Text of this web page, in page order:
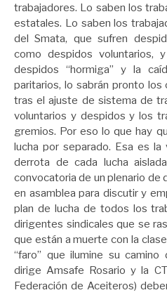
trabajadores. Lo saben los
estatales. Lo saben los
del Smata, que sufren
como despidos voluntarios,
despidos “hormiga” y la
paritarios, lo sabrán pronto los
tras el ajuste de sistema de
voluntarios y despidos y los
gremios. Por eso lo que hay
lucha por separado. Esa es
derrota de cada lucha
convocatoria de un plenario
en asamblea para discutir y
plan de lucha de todos los
dirigentes sindicales que se
que están a muerte con la
“faro” que ilumine su
dirige Amsafe Rosario y la
Federación de Aceiteros)